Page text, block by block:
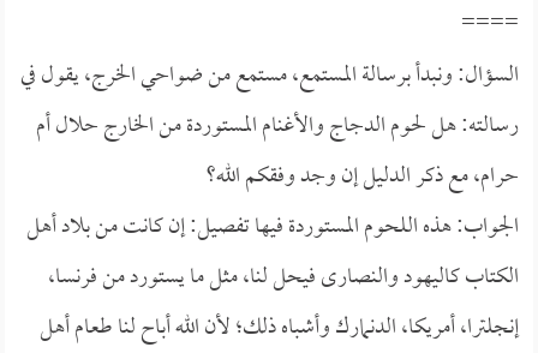
====
السؤال: ونبدأ برسالة المستمع، مستمع من ضواحي الخرج، يقول في
رسالته: هل لحوم الدجاج والأغنام المستوردة من الخارج حلال أم
حرام، مع ذكر الدليل إن وجد وفقكم الله؟
الجواب: هذه اللحوم المستوردة فيها تفصيل: إن كانت من بلاد أهل
الكتاب كاليهود والنصارى فيحل لنا، مثل ما يستورد من فرنسا،
إنجلترا، أمريكا، الدنمارك وأشباه ذلك؛ لأن الله أباح لنا طعام أهل